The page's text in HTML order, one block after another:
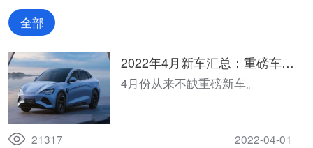
全部
2022年4月新车汇总：重磅车型
接踵而来，比亚迪有四款车型上
4月份从来不缺重磅新车。
21317 2022-04-01